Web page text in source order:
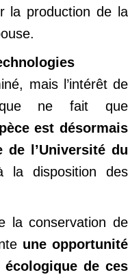
la production de la
mais l’intérêt de
ne fait que
est désormais
de l’Université du
disposition des
la conservation de
une opportunité
de ces